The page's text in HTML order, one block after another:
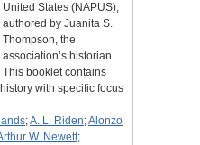
United States (NAPUS),
authored by Juanita S.
Thompson, the
association’s historian.
This booklet contains
with specific focus
;A. L. Riden;Alonzo
W. Newett;